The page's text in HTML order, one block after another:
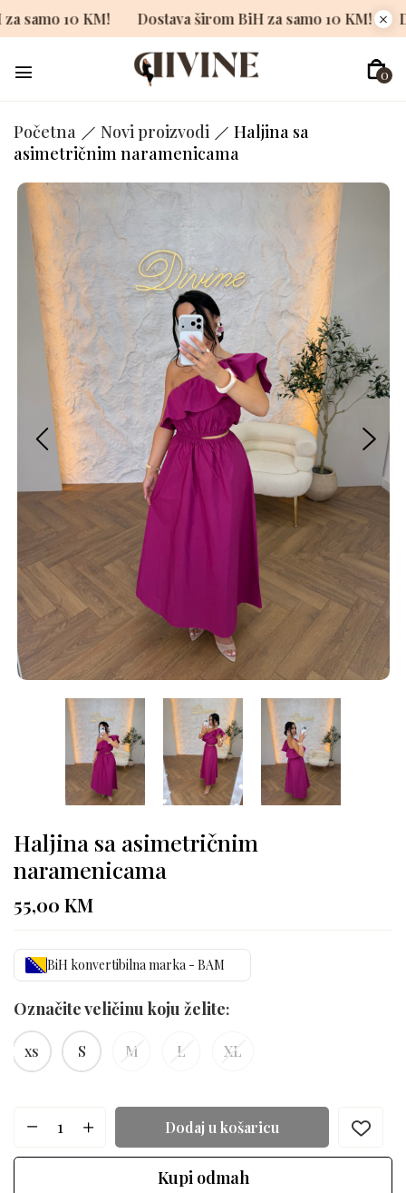
BiH za samo 10 KM! Dostava širom BiH za samo 10
0
Početna Novi proizvodi
Haljina sa
asimetričnim naramenicama
Haljina sa asimetričnim
naramenicama
55,00 KM
BiH konvertibilna marka - BAM
Označite veličinu koju želite
xs S M L XL
Dodaj u košaricu
Kupi odmah